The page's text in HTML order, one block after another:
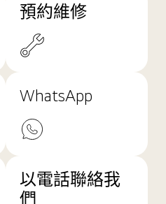
預約維修
WhatsApp
以電話聯絡我
們